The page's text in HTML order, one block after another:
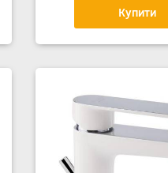
Купити